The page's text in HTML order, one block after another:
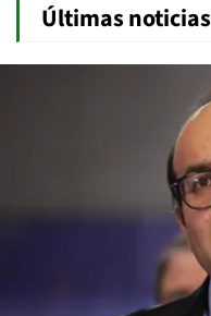
Últimas noticias